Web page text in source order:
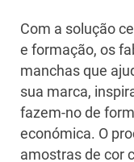
Com a solução
e formação, os
manchas que
sua marca,
fazem-no de
económica. O
amostras de cor